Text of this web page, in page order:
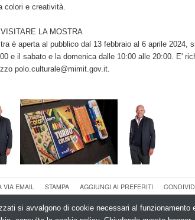
colori e creatività.
LA MOSTRA
è aperta al pubblico dal 13 febbraio al 6 aprile 2024,
e il sabato e la domenica dalle 10:00 alle 20:00. E'
polo.culturale@mimit.gov.it.
VIA EMAIL STAMPA AGGIUNGI AI PREFERITI
si avvalgono di cookie necessari al